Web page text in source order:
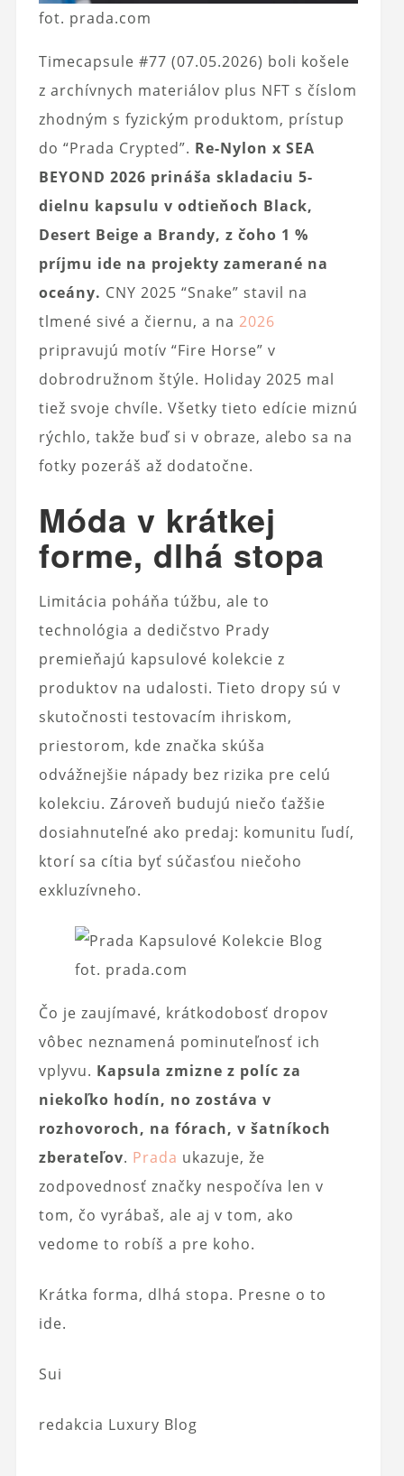
fot. prada.com
Timecapsule #77 (07.05.2026) boli košele
z archívnych materiálov plus NFT s číslom
zhodným s fyzickým produktom, prístup
do “Prada Crypted”. Re-Nylon x SEA
BEYOND 2026 prináša skladaciu 5-
dielnu kapsulu v odtieňoch Black,
Desert Beige a Brandy, z čoho 1 %
príjmu ide na projekty zamerané na
oceány. CNY 2025 “Snake” stavil na
tlmené sivé a čiernu, a na 2026
pripravujú motív “Fire Horse” v
dobrodružnom štýle. Holiday 2025 mal
tiež svoje chvíle. Všetky tieto edície miznú
rýchlo, takže buď si v obraze, alebo sa na
fotky pozeráš až dodatočne.
Móda v krátkej
forme, dlhá stopa
Limitácia poháňa túžbu, ale to
technológia a dedičstvo Prady
premieňajú kapsulové kolekcie z
produktov na udalosti. Tieto dropy sú v
skutočnosti testovacím ihriskom,
priestorom, kde značka skúša
odvážnejšie nápady bez rizika pre celú
kolekciu. Zároveň budujú niečo ťažšie
dosiahnuteľné ako predaj: komunitu ľudí,
ktorí sa cítia byť súčasťou niečoho
exkluzívneho.
fot. prada.com
Čo je zaujímavé, krátkodobosť dropov
vôbec neznamená pominuteľnosť ich
vplyvu. Kapsula zmizne z políc za
niekoľko hodín, no zostáva v
rozhovoroch, na fórach, v šatníkoch
zberateľov. Prada ukazuje, že
zodpovednosť značky nespočíva len v
tom, čo vyrábaš, ale aj v tom, ako
vedome to robíš a pre koho.
Krátka forma, dlhá stopa. Presne o to
ide.
Sui
redakcia Luxury Blog